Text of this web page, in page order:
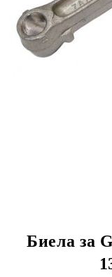
Биела за